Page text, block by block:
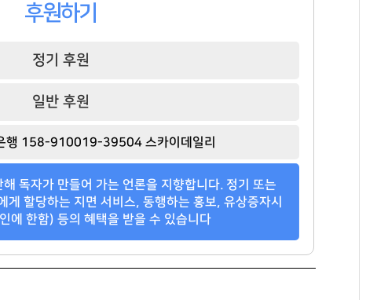
후원하기
정기 후원
일반 후원
행 158-910019-39504 스카이데일리
독자가 만들어 가는 언론을 지향합니다. 정기 또는
게 할당하는 지면 서비스, 동행하는 홍보, 유상증자시
에 한함) 등의 혜택을 받을 수 있습니다